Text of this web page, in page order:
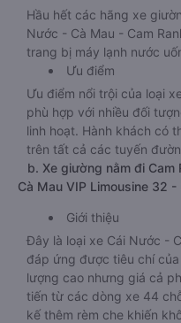
Hầu hết các hãng xe
Nước - Cà Mau - Cam
trang bị máy lạnh nước
Ưu điểm
Ưu điểm nổi trội của loại
phù hợp với nhiều đối
linh hoạt. Hành khách có
trên tất cả các tuyến
b. Xe giường nằm đi Cam
Cà Mau VIP Limousine 32
Giới thiệu
Đây là loại xe Cái Nước -
đáp ứng được tiêu chí
lượng cao nhưng giá cả
tiến từ các dòng xe 44
kế thêm rèm che khiến